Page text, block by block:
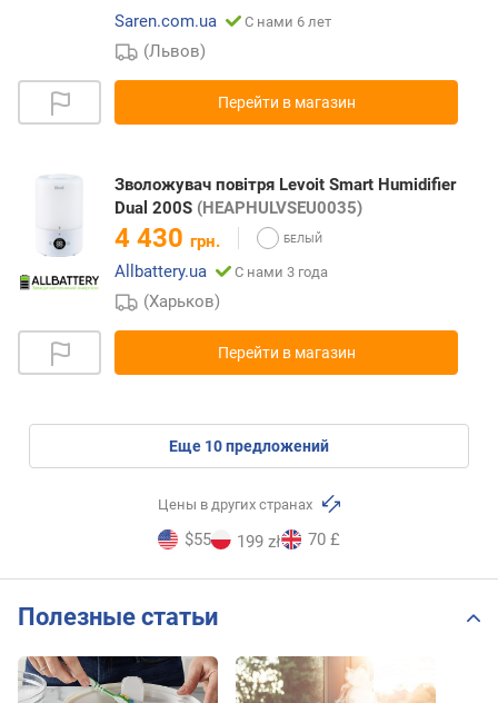
Saren.com.ua
С нами 6 лет
(Львов)
Перейти в магазин
Зволожувач повітря Levoit Smart Humidifier
Dual 200S (HEAPHULVSEU0035)
4 430 грн.
Allbattery.ua
С нами 3 года
(Харьков)
Перейти в магазин
eще 10предложений
Цены в других странах
$55 199 zł 70 £
Полезные статьи